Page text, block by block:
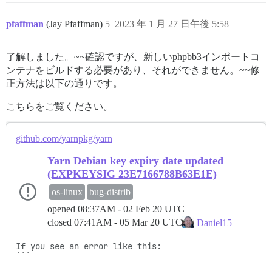
pfaffman (Jay Pfaffman) 2023 年 1 月 27 日午後 5:58
5
了解しました。~~確認ですが、新しいphpbb3インポートコ
ンテナをビルドする必要があり、それができません。~~修
正方法は以下の通りです。
こちらをご覧ください。
github.com/yarnpkg/yarn
Yarn Debian key expiry date updated
(EXPKEYSIG 23E7166788B63E1E)
opened 08:37AM - 02 Feb 20 UTC
closed 07:41AM - 05 Mar 20 UTC Daniel15
os-linux bug-distrib
If you see an error like this: